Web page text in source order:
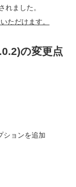
れました。
ただけます。
の変更点
ションを追加